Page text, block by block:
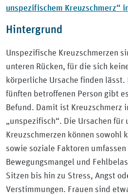
unspezifischem Kreuzschmerz“
Hintergrund
Unspezifische Kreuzschmerzen
unteren Rücken, für die sich
körperliche Ursache finden
fünften betroffenen Person gibt
Befund. Damit ist Kreuzschmerz
„unspezifisch“. Die Ursachen für
Kreuzschmerzen können sowohl
sowie soziale Faktoren umfassen
Bewegungsmangel und
Sitzen bis hin zu Stress, Angst
Verstimmungen. Frauen sind